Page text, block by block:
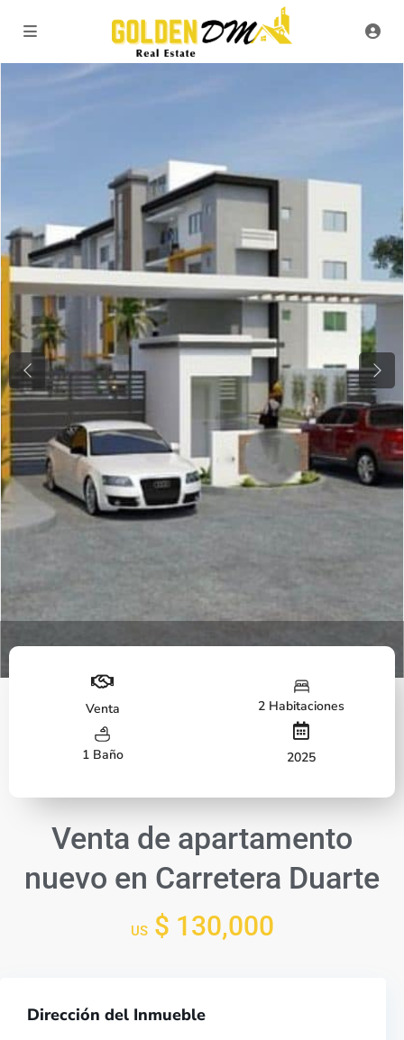
Previous
Entrada
Next
Venta 2 Habitaciones
1 Baño 2025
Venta de apartamento
nuevo en Carretera Duarte
US$ 130,000
Dirección del Inmueble